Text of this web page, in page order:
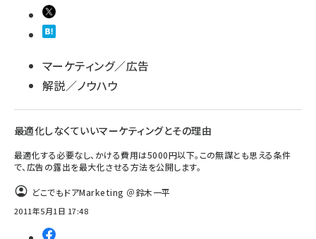
マーケティング／広告
解説／ノウハウ
最適化しなくていいマーケティングとその理由
最適化する必要なし、かける費用は5000円以下。この無謀とも思える条件
で、広告の露出を最大化させる方法を公開します。
どこでもドアMarketing ＠鈴木一平
2011年5月1日 17:48